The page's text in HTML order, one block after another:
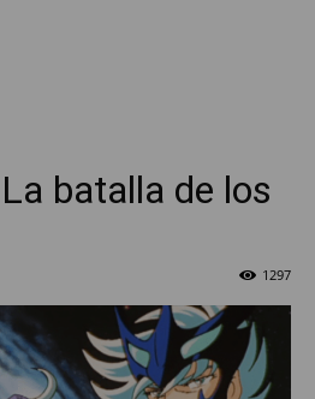
batalla de los
1297